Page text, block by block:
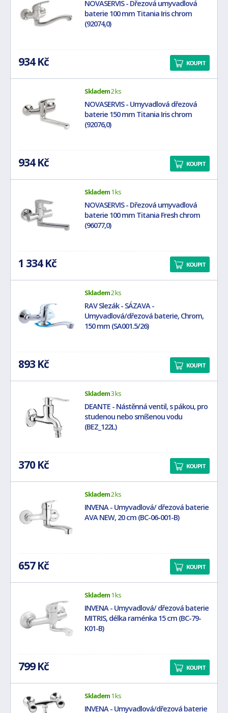
NOVASERVIS - Dřezová umyvadlová
baterie 100 mm Titania Iris chrom
(92074,0)
934 Kč KOUPIT
Skladem2 ks
NOVASERVIS - Umyvadlová dřezová
baterie 150 mm Titania Iris chrom
(92076,0)
934 Kč KOUPIT
Skladem1 ks
NOVASERVIS - Dřezová umyvadlová
baterie 100 mm Titania Fresh chrom
(96077,0)
1 334 Kč KOUPIT
Skladem2 ks
RAV Slezák - SÁZAVA -
Umyvadlová/dřezová baterie, Chrom,
150 mm (SA001.5/26)
893 Kč KOUPIT
Skladem3 ks
DEANTE - Nástěnná ventil, s pákou, pro
studenou nebo smíšenou vodu
(BEZ_122L)
370 Kč KOUPIT
Skladem2 ks
INVENA - Umyvadlová/ dřezová baterie
AVA NEW, 20 cm (BC-06-001-B)
657 Kč KOUPIT
Skladem1 ks
INVENA - Umyvadlová/ dřezová baterie
MITRIS, délka raménka 15 cm (BC-79-
K01-B)
799 Kč KOUPIT
Skladem1 ks
INVENA - Umyvadlová/dřezová baterie